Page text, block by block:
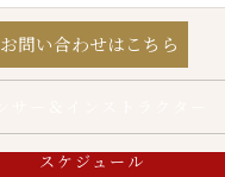
お問い合わせはこちら
スケジュール